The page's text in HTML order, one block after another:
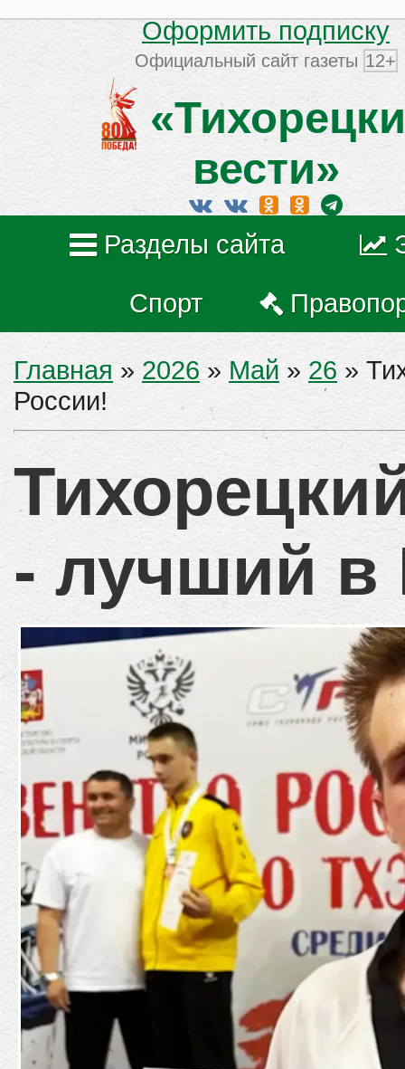
Оформить подписку
Официальный сайт газеты 12+
вести»
Разделы сайта
Спорт
Главная » 2026 » Май » 26»
России!
- лучший в